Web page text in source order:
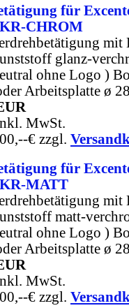
für
CHROM
mit
glanz-
ohne Logo )
Arbeitsplatte ø
MwSt.
€ zzgl.
für
MATT
mit
matt-
ohne Logo )
Arbeitsplatte ø
MwSt.
€ zzgl.